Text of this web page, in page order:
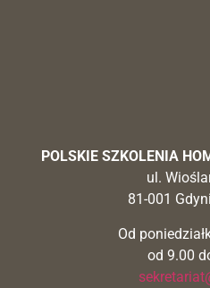
POLSKIE SZKOLENIA
ul.
81-001
Od
od 9.00